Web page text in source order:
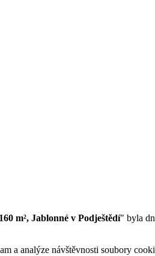
m², Jablonné v Podještědí" byla
a analýze návštěvnosti soubory